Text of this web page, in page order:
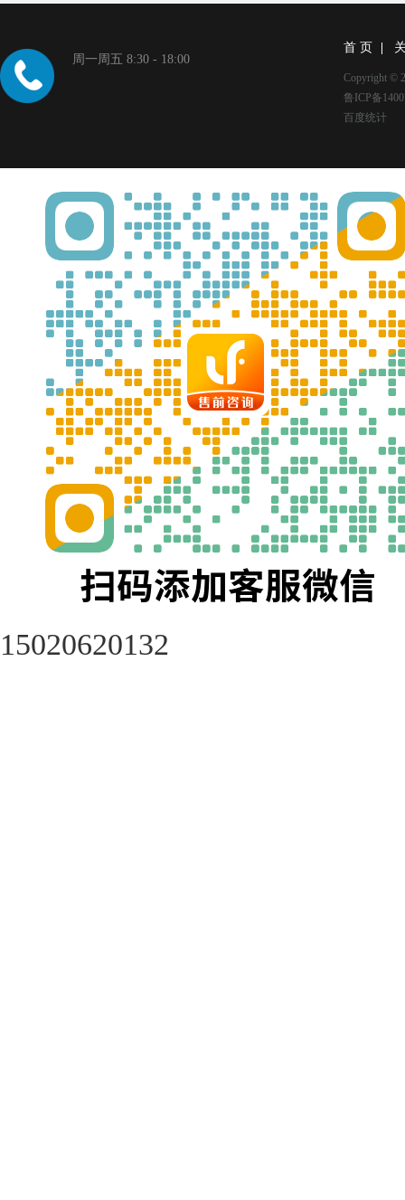
周一周五 8:30 - 18:00
首 页
Copyright ©
鲁ICP备
百度统计
15020620132